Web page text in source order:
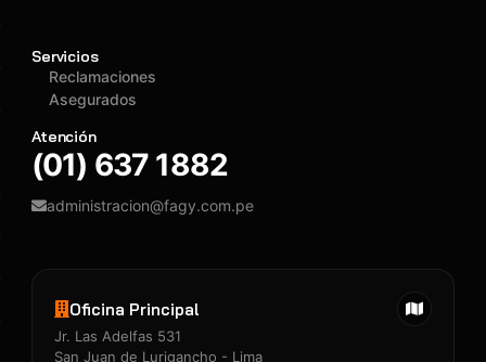
Servicios
Reclamaciones
Asegurados
Atención
(01) 637 1882
administracion@fagy.com.pe
Oficina Principal
Jr. Las Adelfas 531
San Juan de Lurigancho - Lima